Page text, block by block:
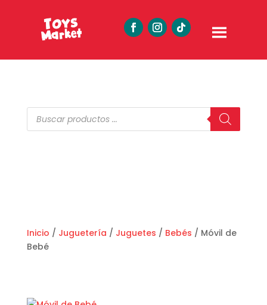
Búsqueda
de
productos
Inicio / Juguetería / Juguetes / Bebés / Móvil de
Bebé